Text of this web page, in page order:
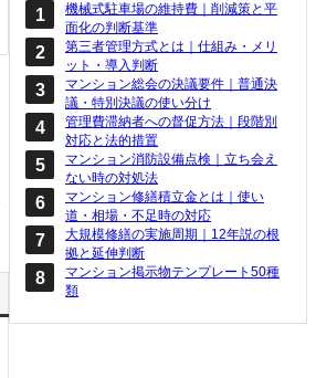
機械式駐車場の維持費｜削減策と平
面化の判断基準
第三者管理方式とは｜仕組み・メリ
ット・導入判断
マンション総会の決議要件｜普通決
議・特別決議の使い分け
管理費滞納者への督促方法｜段階別
対応と法的措置
マンション消防設備点検｜立ち会え
ない時の対処法
マンション修繕積立金とは｜使い
道・相場・不足時の対応
大規模修繕の実施周期｜12年説の根
拠と延伸判断
マンション掲示物テンプレート50種
類